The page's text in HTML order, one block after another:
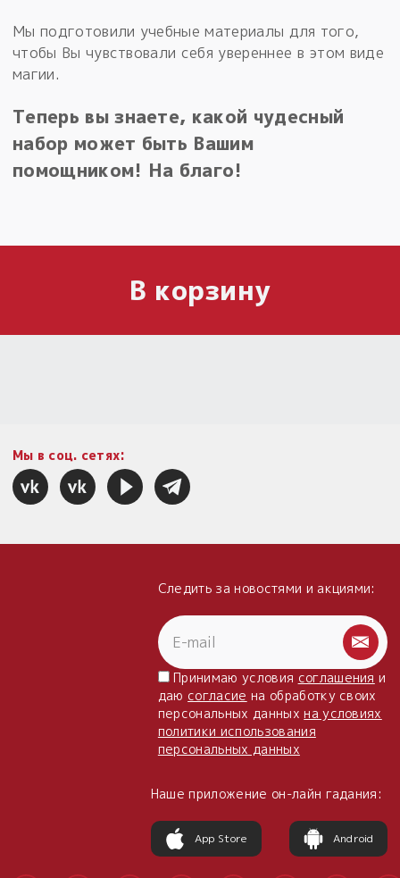
Мы подготовили учебные материалы для того,
чтобы Вы чувствовали себя увереннее в этом виде
магии.
Теперь вы знаете, какой чудесный
набор может быть Вашим
помощником! На благо!
В корзину
Мы в соц. сетях:
Следить за новостями и акциями:
Принимаю условия соглашения и
даю согласие на обработку своих
персональных данныхна условиях
политики использования
персональных данных
Наше приложение он-лайн гадания:
App Store Android